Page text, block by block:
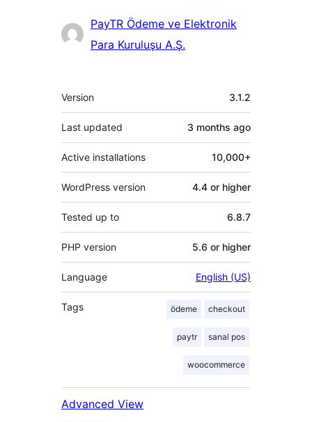
Contributors
PayTR Ödeme ve Elektronik
Para Kuruluşu A.Ş.
Meta
Version 3.1.2
Last updated 3 months ago
Active installations 10,000+
WordPress version 4.4 or higher
Tested up to 6.8.7
PHP version 5.6 or higher
Language English (US)
Tags ödeme checkout
paytr sanal pos
woocommerce
Advanced View